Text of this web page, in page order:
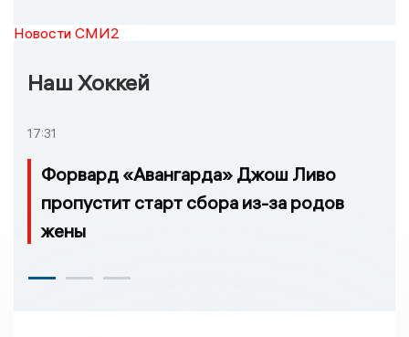
Новости СМИ2
Наш Хоккей
17:31
Форвард «Авангарда» Джош Ливо
пропустит старт сбора из-за родов
жены